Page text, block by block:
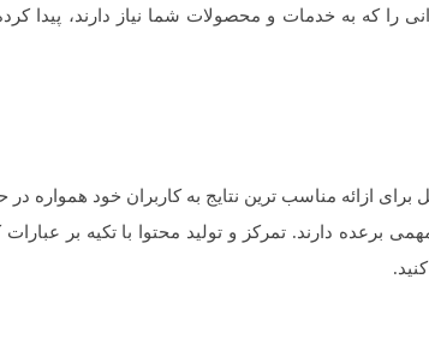
را که به خدمات و محصولات شما نیاز دارند، پیدا
مناسب ترین نتایج به کاربران خود همواره در
برعده دارند. تمرکز و تولید محتوا با تکیه بر